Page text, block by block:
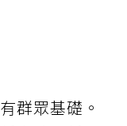
群眾基礎。